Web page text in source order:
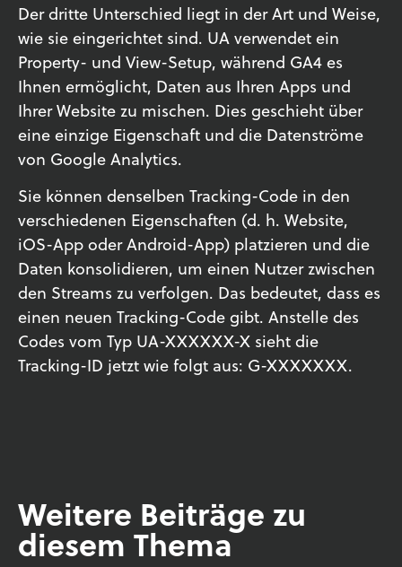
Der dritte Unterschied liegt in der Art und Weise,
wie sie eingerichtet sind. UA verwendet ein
Property- und View-Setup, während GA4 es
Ihnen ermöglicht, Daten aus Ihren Apps und
Ihrer Website zu mischen. Dies geschieht über
eine einzige Eigenschaft und die Datenströme
von Google Analytics.
Sie können denselben Tracking-Code in den
verschiedenen Eigenschaften (d. h. Website,
iOS-App oder Android-App) platzieren und die
Daten konsolidieren, um einen Nutzer zwischen
den Streams zu verfolgen. Das bedeutet, dass es
einen neuen Tracking-Code gibt. Anstelle des
Codes vom Typ UA-XXXXXX-X sieht die
Tracking-ID jetzt wie folgt aus: G-XXXXXXX.
Weitere Beiträge zu
diesem Thema